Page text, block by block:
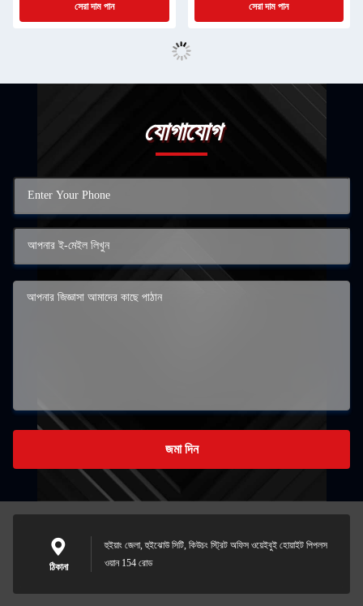
সেরা দাম পান সেরা দাম পান
যোগাযোগ
জমা দিন
ঠিকানা
হুইয়াং জেলা, হুইঝোউ সিটি, কিউচং স্ট্রিট অফিস ওয়েইবুই হোয়াইট পিপলস
ওয়ান 154 রোড